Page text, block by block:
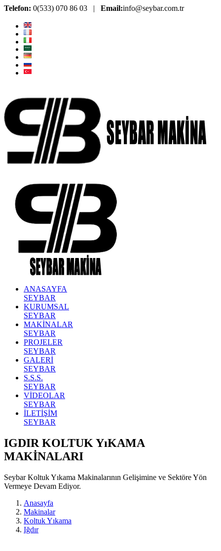
Telefon: 0(533) 070 86 03 | Email:info@seybar.com.tr
ANASAYFA
SEYBAR
KURUMSAL
SEYBAR
MAKİNALAR
SEYBAR
PROJELER
SEYBAR
GALERİ
SEYBAR
S.S.S.
SEYBAR
VİDEOLAR
SEYBAR
İLETİŞİM
SEYBAR
IGDIR KOLTUK YıKAMA
MAKİNALARI
Seybar Koltuk Yıkama Makinalarının Gelişimine ve Sektöre Yön
Vermeye Devam Ediyor.
Anasayfa
Makinalar
Koltuk Yıkama
Iğdır